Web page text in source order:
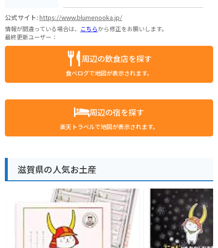
公式サイト:https://www.blumenooka.jp/
情報が間違っている場合は、 こちらから修正をお願いします。
最終更新ユーザー：
周辺の飲食店を探す
食べログで地図が表示されます。
周辺の宿を探す
楽天トラベルで地図が表示されます。
滋賀県の人気お土産